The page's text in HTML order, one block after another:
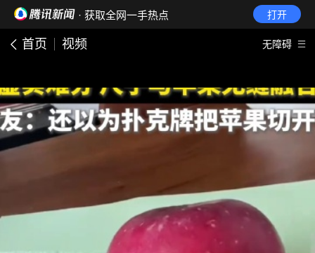
· 获取全网一手热点 打开
首页 视频 无障碍